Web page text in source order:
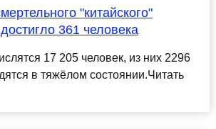
"китайского"
361 человека
17 205 человек, из них 2296
в тяжёлом состоянии.Читать